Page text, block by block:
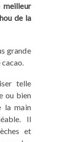
de la
grande
telle
ou bien
la main
Il
et